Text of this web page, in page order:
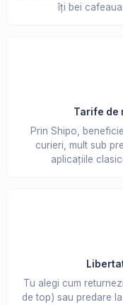
îți bei
Tarife de
Prin Shipo,
curieri, mult sub
aplicațiile
Tu alegi cum
de top) sau predare